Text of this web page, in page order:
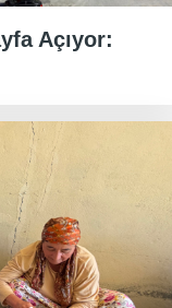
Açıyor: